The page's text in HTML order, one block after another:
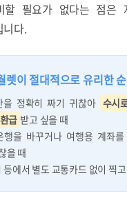
할 필요가 없다는 점은
니다.
렛이 절대적으로 유리한
정확히 짜기 귀찮아 수시
급 받고 싶을 때
을 바꾸거나 여행용 계좌
을 때
에서 별도 교통카드 없이 찍